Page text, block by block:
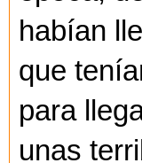
habían
que
para
unas